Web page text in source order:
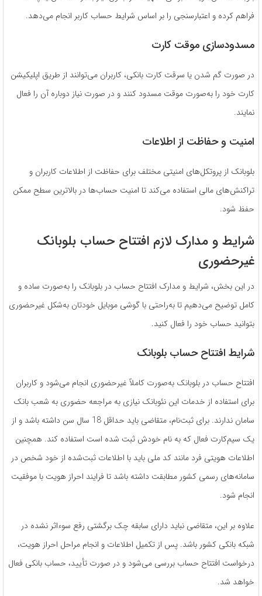
فراهم کرده و اعتبارسنجی را بر اساس شرایط حساب کاربر انجام می‌دهد.
مسدودسازی موقت کارت
در صورت گم شدن یا سرقت کارت بانکی، کاربران می‌توانند از طریق اپلیکیشن
کارت خود را به‌صورت موقت مسدود کنند و در صورت نیاز دوباره آن را فعال
نمایند.
امنیت و حفاظت از اطلاعات
بلوبانک از پروتکل‌های امنیتی مختلف برای حفاظت از اطلاعات کاربران و
تراکنش‌های مالی استفاده می‌کند تا امنیت حساب‌ها در بالاترین سطح ممکن
حفظ شود.
شرایط و مدارک لازم افتتاح حساب بلوبانک
غیرحضوری
در این بخش، شرایط و مدارک افتتاح حساب در بلوبانک را به‌صورت ساده و
کامل توضیح می‌دهیم تا به‌راحتی با گوشی موبایل خودتان به‌شکل غیرحضوری
بتوانید حساب خود را فعال کنید.
شرایط افتتاح حساب بلوبانک
افتتاح حساب در بلوبانک به‌صورت کاملاً غیرحضوری انجام می‌شود و کاربران
برای استفاده از خدمات این نئوبانک نیازی به مراجعه حضوری به شعب بانک
سامان ندارند. برای ثبت‌نام، متقاضی باید حداقل 18 سال سن داشته باشد و از
یک سیم‌کارت فعال که به نام خودش ثبت شده است استفاده کند. همچنین
اطلاعات هویتی فرد مانند کد ملی باید با اطلاعات ثبت‌شده از خود شخص در
سامانه‌های رسمی کشور مطابقت داشته باشد تا فرایند احراز هویت با موفقیت
انجام شود.
علاوه بر این، متقاضی نباید دارای سابقه چک برگشتی رفع سوءاثر نشده در
شبکه بانکی کشور باشد. پس از تکمیل اطلاعات و انجام مراحل احراز هویت،
درخواست افتتاح حساب بررسی می‌شود و در صورت تأیید، حساب بانکی فعال
خواهد شد.